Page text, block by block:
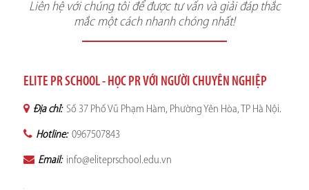
Liên hệ với chúng tôi để được tư vấn và giải đáp thắc
mắc một cách nhanh chóng nhất!
ELITE PR SCHOOL - HỌC PR VỚI NGƯỜI CHUYÊN NGHIỆP
Địa chỉ: Số 37 Phố Vũ Phạm Hàm, Phường Yên Hòa, TP Hà Nội.
Hotline: 0967507843
Email: info@eliteprschool.edu.vn